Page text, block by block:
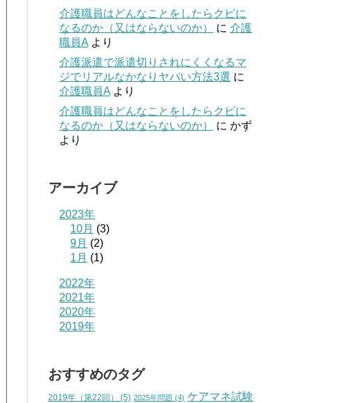
介護職員はどんなことをしたらクビに
なるのか（又はならないのか）
に 介護
職員A より
介護派遣で派遣切りされにくくなるマ
ジでリアルなかなりヤバい方法3選 に
介護職員A より
介護職員はどんなことをしたらクビに
なるのか（又はならないのか）
に かず
より
アーカイブ
2023年
10月 (3)
9月 (2)
1月 (1)
2022年
2021年
2020年
2019年
おすすめのタグ
2019年（第22回） (5) 2025年問題 (4) ケアマネ試験